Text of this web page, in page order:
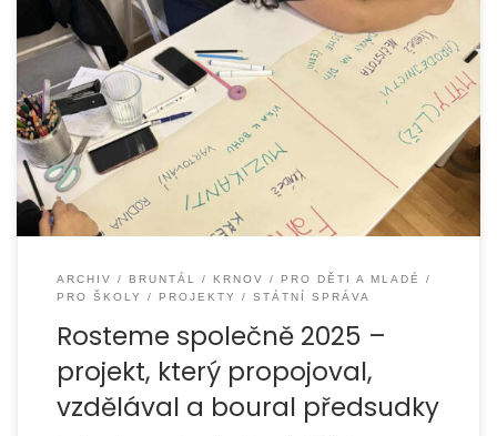
Během roku 2025 jsme realizovali projekt „Rosteme
společně 2025“, jehož cílem bylo podporovat porozumění
mezi lidmi, posilovat respekt k odlišnostem a předcházet
ARCHIV BRUNTÁL KRNOV
PRO DĚTI A MLADÉ
PRO ŠKOLY
PROJEKTY STÁTNÍ SPRÁVA
Rosteme společně 2025 –
projekt, který propojoval,
vzdělával a boural předsudky